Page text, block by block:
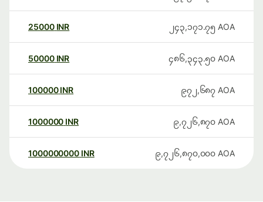
25000 INR ၂၄၃,၁၇၁.၇၅ AOA
50000 INR ၄၈၆,၃၄၃.၅၀ AOA
100000 INR ၉၇၂,၆၈၇ AOA
1000000 INR ၉,၇၂၆,၈၇၀ AOA
1000000000 INR ၉,၇၂၆,၈၇၀,၀၀၀ AOA